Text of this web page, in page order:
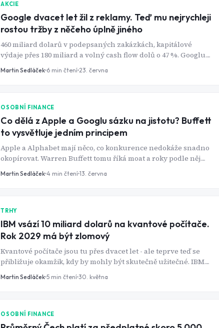
AKCIE
Google dvacet let žil z reklamy. Teď mu nejrychleji
rostou tržby z něčeho úplně jiného
460 miliard dolarů v podepsaných zakázkách, kapitálové
výdaje přes 180 miliard a volný cash flow dolů o 47 %. Googlu
rozjela AI tržby naplno - jen za pořádnou cenu.
Martin Sedláček 6 min čtení 23. června
OSOBNÍ FINANCE
Co dělá z Apple a Googlu sázku na jistotu? Buffett
to vysvětluje jedním principem
Apple a Alphabet mají něco, co konkurence nedokáže snadno
okopírovat. Warren Buffett tomu říká moat a roky podle něj
vybírá akcie. Co to v praxi znamená a proč zrovna tyhle dvě
Martin Sedláček 4 min čtení 13. června
TRHY
IBM vsází 10 miliard dolarů na kvantové počítače.
Rok 2029 má být zlomový
Kvantové počítače jsou tu přes dvacet let - ale teprve teď se
přibližuje okamžik, kdy by mohly být skutečně užitečné. IBM
chce být u toho jako první.
Martin Sedláček 5 min čtení 30. května
OSOBNÍ FINANCE